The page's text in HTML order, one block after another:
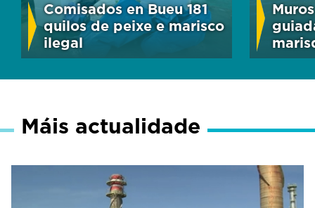
Comisados en Bueu 181
quilos de peixe e marisco
ilegal
Máis actualidade